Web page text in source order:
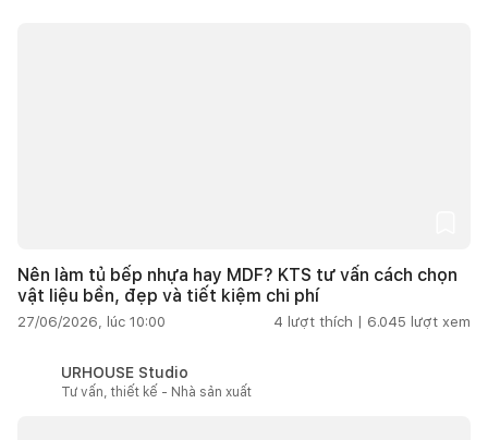
Nên làm tủ bếp nhựa hay MDF? KTS tư vấn cách chọn
vật liệu bền, đẹp và tiết kiệm chi phí
27/06/2026, lúc 10:00 4 lượt thích | 6.045 lượt xem
URHOUSE Studio
Tư vấn, thiết kế - Nhà sản xuất